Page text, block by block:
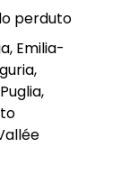
perduto
Emilia-